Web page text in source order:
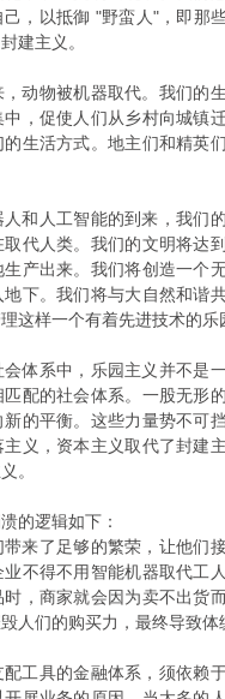
，以抵御 "野蛮人"，即那
建主义。
物被机器取代。我们的
，促使人们从乡村向城镇
生活方式。地主们和精英
人工智能的到来，我们
代人类。我们的文明将达
产出来。我们将创造一个
下。我们将与大自然和谐
这样一个有着先进技术的乐
系中，乐园主义并不是
配的社会体系。一股无形
的平衡。这些力量势不可
义，资本主义取代了封建
。
逻辑如下：
了足够的繁荣，让他们
不得不用智能机器取代工
，商家就会因为卖不出货
人们的购买力，最终导致体
具的金融体系，须依赖